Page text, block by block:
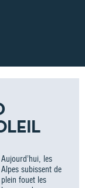
Aujourd’hui, les
Alpes subissent de
plein fouet les